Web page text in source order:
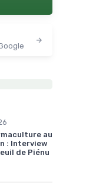
au
: Interview
de Piénu